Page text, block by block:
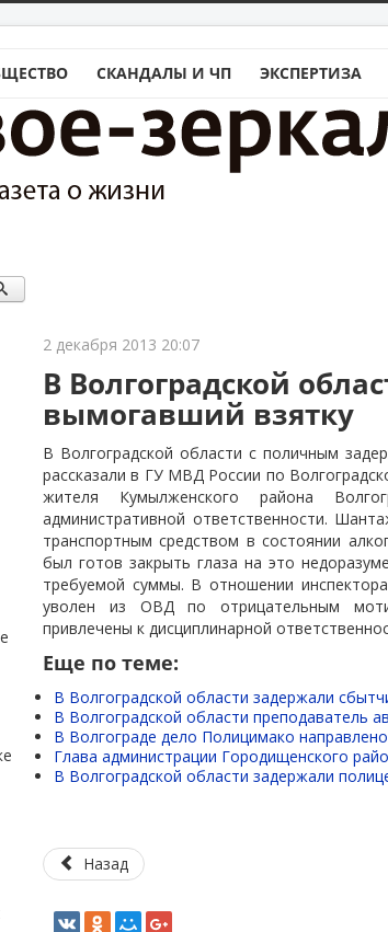
СКАНДАЛЫ И ЧП ЭКСПЕРТИЗА
2 декабря 2013 20:07
В Волгоградской
вымогавший взятку
В Волгоградской области с поличным
рассказали в ГУ МВД России по
жителя Кумылженского района
административной ответственности.
транспортным средством в состоянии
был готов закрыть глаза на это
требуемой суммы. В отношении
уволен из ОВД по отрицательным
привлечены к дисциплинарной
Еще по теме:
В Волгоградской области задержали
В Волгоградской области преподаватель
В Волгограде дело Полицимако
Глава администрации Городищенского
В Волгоградской области задержали
Назад